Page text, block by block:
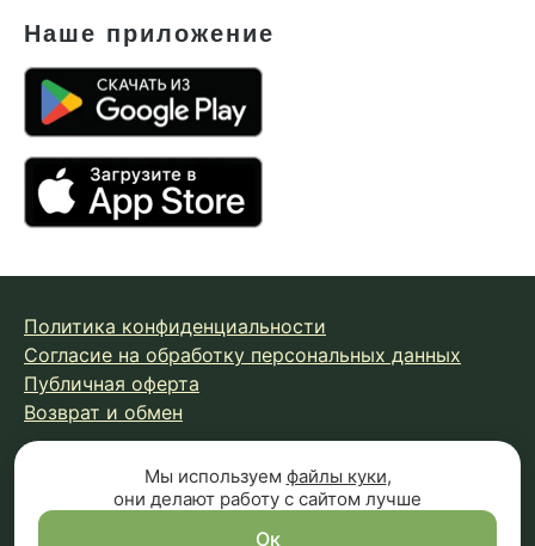
Наше приложение
Политика конфиденциальности
Согласие на обработку персональных данных
Публичная оферта
Возврат и обмен
© 2026 Fungiline — зарегистрированная торговая марка.
Копирование материалов с сайта запрещено.
Вся информация на сайте носит справочный характер и
Мы используем файлы куки,
они делают работу с сайтом лучше
Ок